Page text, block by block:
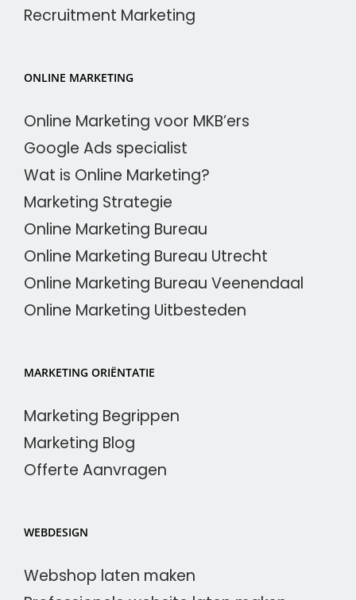
Recruitment Marketing
ONLINE MARKETING
Online Marketing voor MKB’ers
Google Ads specialist
Wat is Online Marketing?
Marketing Strategie
Online Marketing Bureau
Online Marketing Bureau Utrecht
Online Marketing Bureau Veenendaal
Online Marketing Uitbesteden
MARKETING ORIËNTATIE
Marketing Begrippen
Marketing Blog
Offerte Aanvragen
WEBDESIGN
Webshop laten maken